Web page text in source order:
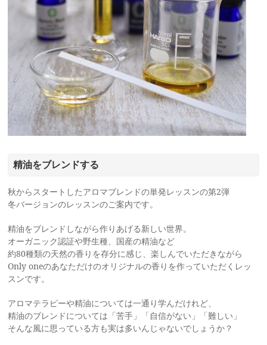
精油をブレンドする
秋からスタートしたアロマブレンドの単発レッスンの第2弾
冬バージョンのレッスンのご案内です。
精油をブレンドしながら作りあげる新しい世界。
オーガニック認証や野生種、国産の精油など
約80種類の天然の香りを存分に感じ、楽しんでいただきながら
Only oneのあなただけのオリジナルの香りを作っていただくレッ
スンです。
アロマテラピーや精油については一通り学んだけれど、
精油のブレンドについては「苦手」「自信がない」「難しい」
そんな風に思っている方も実は多いんじゃないでしょうか？